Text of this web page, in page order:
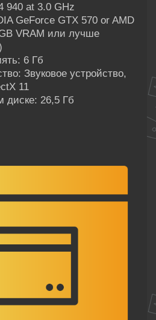
940 at 3.0 GHz
GeForce GTX 570 or AMD
VRAM или лучше
6 Гб
Звуковое устройство,
11
диске: 26,5 Гб